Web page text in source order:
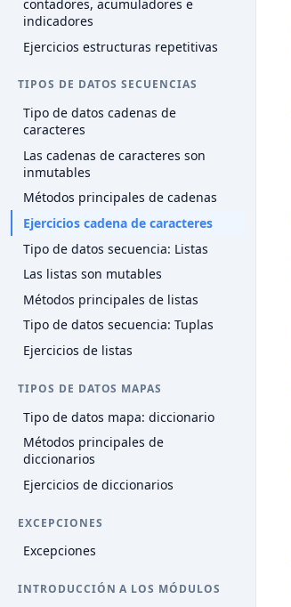
contadores, acumuladores e
indicadores
Ejercicios estructuras repetitivas
TIPOS DE DATOS SECUENCIAS
Tipo de datos cadenas de
caracteres
Las cadenas de caracteres son
inmutables
Métodos principales de cadenas
Ejercicios cadena de caracteres
Tipo de datos secuencia: Listas
Las listas son mutables
Métodos principales de listas
Tipo de datos secuencia: Tuplas
Ejercicios de listas
TIPOS DE DATOS MAPAS
Tipo de datos mapa: diccionario
Métodos principales de
diccionarios
Ejercicios de diccionarios
EXCEPCIONES
Excepciones
INTRODUCCIÓN A LOS MÓDULOS